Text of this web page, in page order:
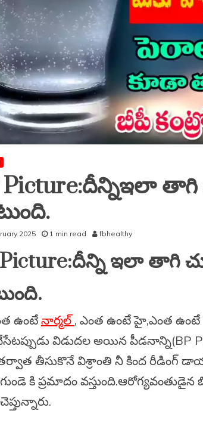
Picture:దీన్నిఇలా
2025 1 min read fbhealthy
ఇలా తాగి
ఉంటేనార్మల్, ఎంత ఉంటే హై,ఎంత ఉంటే
విడుదల అయిన పీడనాన్ని(BP
తీసుకొనే విశ్రాంతి నీ కింద రీడింగ్
కి ప్రమాదం
చెప్తున్నారు.